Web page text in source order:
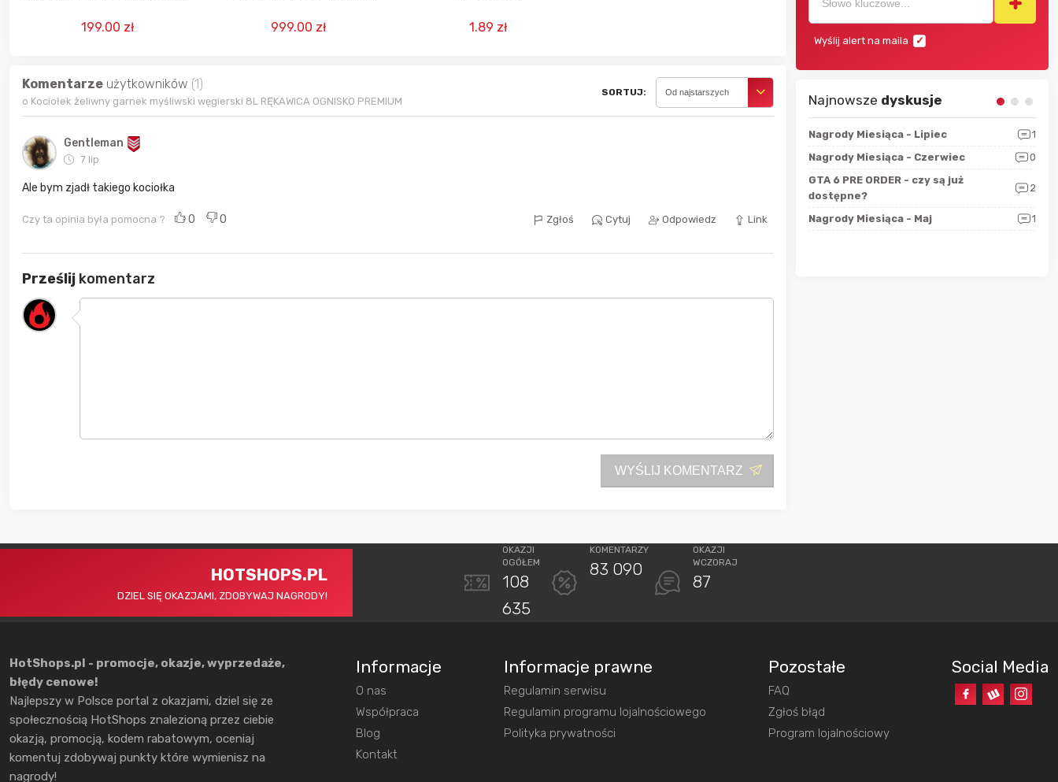
199.00 zł 999.00 zł 1.89 zł
Komentarze użytkowników (1)
o Kociołek żeliwny garnek myśliwski węgierski 8L RĘKAWICA OGNISKO PREMIUM
SORTUJ: Od najstarszych
Gentleman
7 lip
Ale bym zjadł takiego kociołka
Czy ta opinia była pomocna ? 0 0 Zgłoś Cytuj Odpowiedz Link
Prześlij komentarz
WYŚLIJ KOMENTARZ
Wyślij alert na maila
Najnowsze dyskusje
Nagrody Miesiąca - Marzec
Nagrody Miesiąca - Lipiec
1
Nagrody Miesiąca - Czerwiec
0
GTA 6 PRE ORDER - czy są już
dostępne?
2
Nagrody Miesiąca - Maj 1
HOTSHOPS.PL
DZIEL SIĘ OKAZJAMI, ZDOBYWAJ NAGRODY!
OKAZJI
OGÓŁEM
108
635
KOMENTARZY
83 090
OKAZJI
WCZORAJ
87
HotShops.pl - promocje, okazje, wyprzedaże,
błędy cenowe!
Najlepszy w Polsce portal z okazjami, dziel się ze
społecznością HotShops znalezioną przez ciebie
okazją, promocją, kodem rabatowym, oceniaj
komentuj zdobywaj punkty które wymienisz na
nagrody!
Informacje
O nas
Współpraca
Blog
Kontakt
Informacje prawne
Regulamin serwisu
Regulamin programu lojalnościowego
Polityka prywatności
Pozostałe
FAQ
Zgłoś błąd
Program lojalnościowy
Social Media